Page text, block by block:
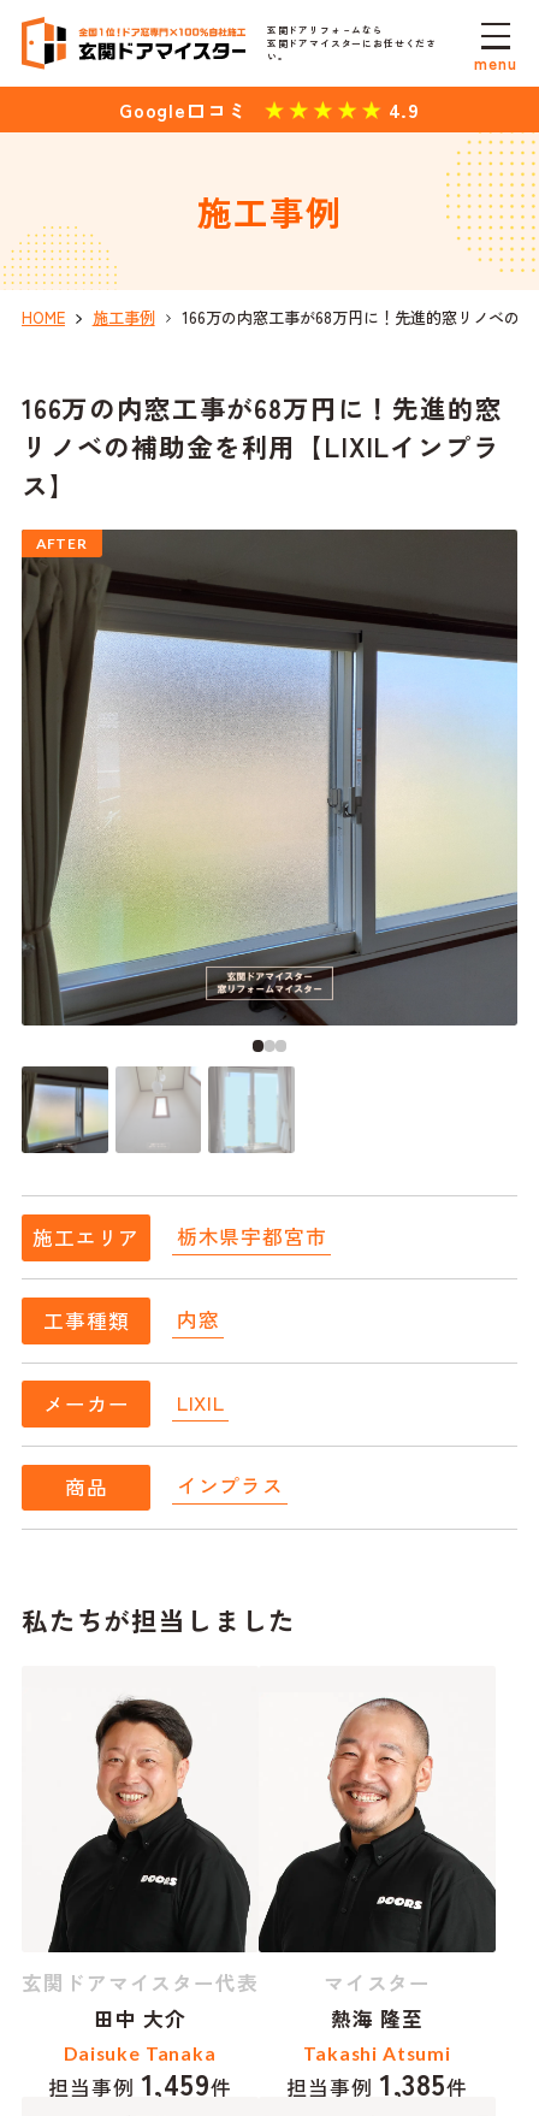
玄関ドアリフォ－ムなら
玄関ドアマイスターにお任せくださ
い。
Google口コミ 4.9
menu
施工事例
HOME 施工事例 166万の内窓工事が68万円に！先進的窓リノベの
166万の内窓工事が68万円に！先進的窓
リノベの補助金を利用【LIXILインプラ
ス】
AFTER
施工エリア 栃木県宇都宮市
工事種類 内窓
メーカー LIXIL
商品 インプラス
私たちが担当しました
玄関ドアマイスター代表
田中 大介
Daisuke Tanaka
担当事例 1,459件
マイスター
熱海 隆至
Takashi Atsumi
担当事例 1,385件